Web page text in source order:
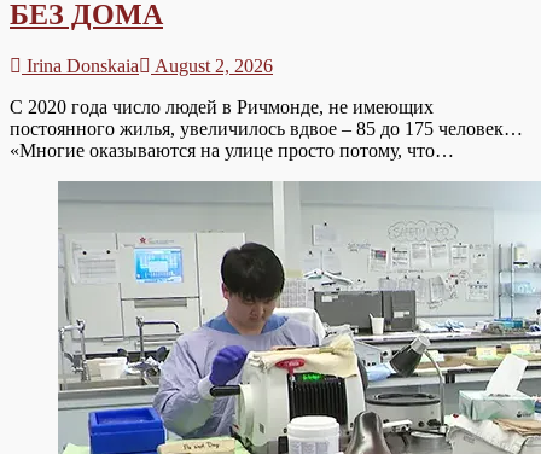
БЕЗ ДОМА
Irina Donskaia
August 2, 2026
С 2020 года число людей в Ричмонде, не имеющих
постоянного жилья, увеличилось вдвое – 85 до 175 человек…
«Многие оказываются на улице просто потому, что…